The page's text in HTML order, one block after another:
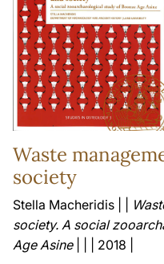
Waste
society
Stella Macheridis | |
society. A social
Age Asine| | | 2018 |